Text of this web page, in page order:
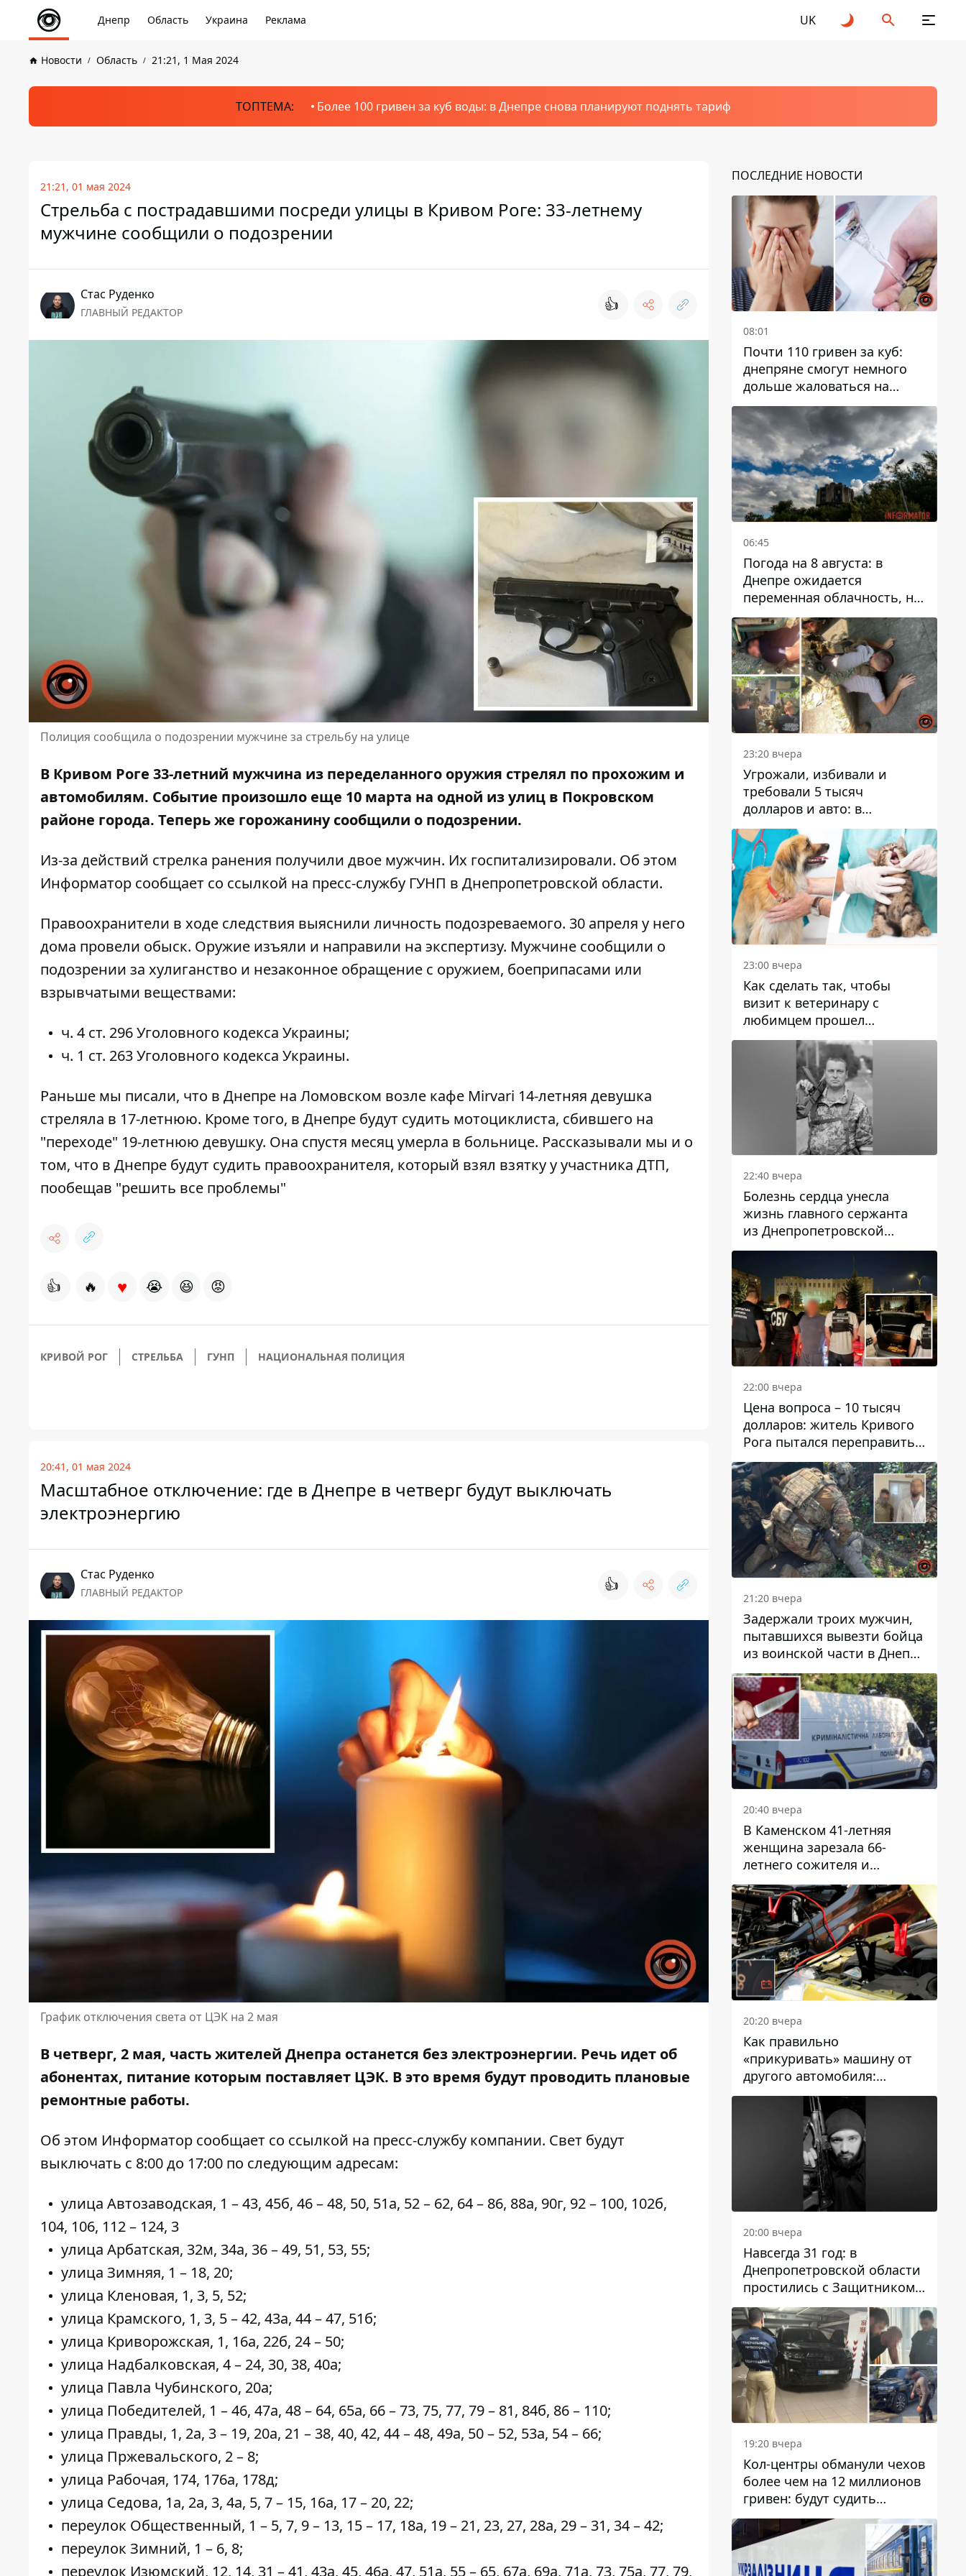
Днепр Область Украина Реклама UK
Новости Область 21:21, 1 Мая 2024
ТОПТЕМА: Более 100 гривен за куб воды: в Днепре снова планируют поднять тариф
21:21, 01 мая 2024
Стрельба с пострадавшими посреди улицы в Кривом Роге: 33-летнему
мужчине сообщили о подозрении
Стаc Руденко
ГЛАВНЫЙ РЕДАКТОР 👍
Полиция сообщила о подозрении мужчине за стрельбу на улице
В Кривом Роге 33-летний мужчина из переделанного оружия стрелял по прохожим и
автомобилям. Событие произошло еще 10 марта на одной из улиц в Покровском
районе города. Теперь же горожанину сообщили о подозрении.
Из-за действий стрелка ранения получили двое мужчин. Их госпитализировали. Об этом
Информатор сообщает со ссылкой на пресс-службу ГУНП в Днепропетровской области.
Правоохранители в ходе следствия выяснили личность подозреваемого. 30 апреля у него
дома провели обыск. Оружие изъяли и направили на экспертизу. Мужчине сообщили о
подозрении за хулиганство и незаконное обращение с оружием, боеприпасами или
взрывчатыми веществами:
ч. 4 ст. 296 Уголовного кодекса Украины;
ч. 1 ст. 263 Уголовного кодекса Украины.
Раньше мы писали, что в Днепре на Ломовском возле кафе Mirvari 14-летняя девушка
стреляла в 17-летнюю. Кроме того, в Днепре будут судить мотоциклиста, сбившего на
"переходе" 19-летнюю девушку. Она спустя месяц умерла в больнице. Рассказывали мы и о
том, что в Днепре будут судить правоохранителя, который взял взятку у участника ДТП,
пообещав "решить все проблемы"
👍 🔥 ♥ 😭 😆 😡
КРИВОЙ РОГ СТРЕЛЬБА ГУНП НАЦИОНАЛЬНАЯ ПОЛИЦИЯ
20:41, 01 мая 2024
Масштабное отключение: где в Днепре в четверг будут выключать
электроэнергию
Стаc Руденко
ГЛАВНЫЙ РЕДАКТОР 👍
График отключения света от ЦЭК на 2 мая
В четверг, 2 мая, часть жителей Днепра останется без электроэнергии. Речь идет об
абонентах, питание которым поставляет ЦЭК. В это время будут проводить плановые
ремонтные работы.
Об этом Информатор сообщает со ссылкой на пресс-службу компании. Свет будут
выключать с 8:00 до 17:00 по следующим адресам:
улица Автозаводская, 1 – 43, 45б, 46 – 48, 50, 51а, 52 – 62, 64 – 86, 88а, 90г, 92 – 100, 102б,
104, 106, 112 – 124, 3
улица Арбатская, 32м, 34а, 36 – 49, 51, 53, 55;
улица Зимняя, 1 – 18, 20;
улица Кленовая, 1, 3, 5, 52;
улица Крамского, 1, 3, 5 – 42, 43а, 44 – 47, 51б;
улица Криворожская, 1, 16а, 22б, 24 – 50;
улица Надбалковская, 4 – 24, 30, 38, 40а;
улица Павла Чубинского, 20а;
улица Победителей, 1 – 46, 47а, 48 – 64, 65а, 66 – 73, 75, 77, 79 – 81, 84б, 86 – 110;
улица Правды, 1, 2а, 3 – 19, 20а, 21 – 38, 40, 42, 44 – 48, 49а, 50 – 52, 53а, 54 – 66;
улица Пржевальского, 2 – 8;
улица Рабочая, 174, 176а, 178д;
улица Седова, 1а, 2а, 3, 4а, 5, 7 – 15, 16а, 17 – 20, 22;
переулок Общественный, 1 – 5, 7, 9 – 13, 15 – 17, 18а, 19 – 21, 23, 27, 28а, 29 – 31, 34 – 42;
переулок Зимний, 1 – 6, 8;
переулок Изюмский, 12, 14, 31 – 41, 43а, 45, 46а, 47, 51а, 55 – 65, 67а, 69а, 71а, 73, 75а, 77, 79,
ПОСЛЕДНИЕ НОВОСТИ
08:01
Почти 110 гривен за куб:
днепряне смогут немного
дольше жаловаться на
запланированные тарифы
на воду на 2027 год
06:45
Погода на 8 августа: в
Днепре ожидается
переменная облачность, но
может пойти дождь
23:20 вчера
Угрожали, избивали и
требовали 5 тысяч
долларов и авто: в
Павлограде задержали двух
мужчин
23:00 вчера
Как сделать так, чтобы
визит к ветеринару с
любимцем прошел
спокойно: простые советы
22:40 вчера
Болезнь сердца унесла
жизнь главного сержанта
из Днепропетровской
области Юрия Свистуна
22:00 вчера
Цена вопроса – 10 тысяч
долларов: житель Кривого
Рога пытался переправить
мужчину в Словакию
21:20 вчера
Задержали троих мужчин,
пытавшихся вывезти бойца
из воинской части в Днепр
за 7 тысяч долларов: среди
них был врач
20:40 вчера
В Каменском 41-летняя
женщина зарезала 66-
летнего сожителя и
пыталась обмануть
полицейских
20:20 вчера
Как правильно
«прикуривать» машину от
другого автомобиля:
инструкция для водителей
20:00 вчера
Навсегда 31 год: в
Днепропетровской области
простились с Защитником
Александром Репиным
19:20 вчера
Кол-центры обманули чехов
более чем на 12 миллионов
гривен: будут судить
днепрянина,
организовавшего
транснациональную
преступную организацию